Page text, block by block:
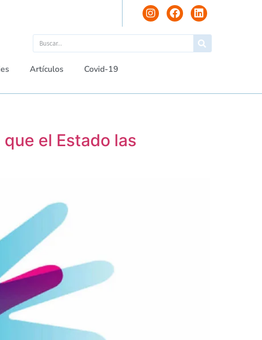
Artículos Covid-19
el Estado las